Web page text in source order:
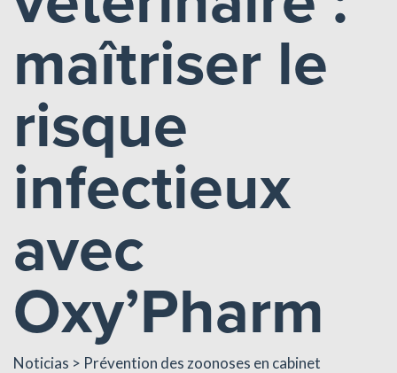
maîtriser le
risque
infectieux
avec
Oxy’Pharm
Noticias > Prévention des zoonoses en cabinet